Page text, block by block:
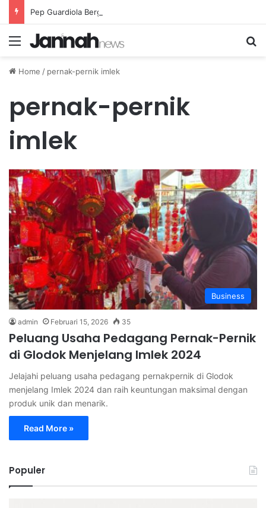
Menu
Home / pernak-pernik imlek
pernak-pernik
imlek
Business
admin Februari 15, 2026 35
Peluang Usaha Pedagang Pernak-Pernik
di Glodok Menjelang Imlek 2024
Jelajahi peluang usaha pedagang pernakpernik di Glodok
menjelang Imlek 2024 dan raih keuntungan maksimal dengan
produk unik dan menarik.
Read More »
Populer